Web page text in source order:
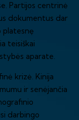
Partijos centrinė
dokumentus dar
platesnę
teisiškai
aparate.
krizė. Kinija
ir senėjančia
darbingo